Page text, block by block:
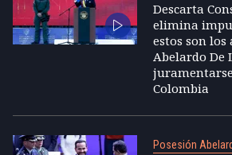
Descarta
elimina
estos son los
Abelardo De
Colombia
Posesión